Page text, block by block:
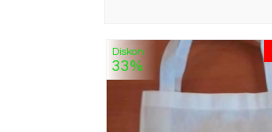
Diskon
33%